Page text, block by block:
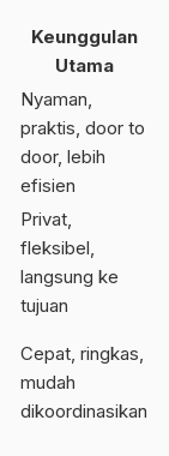
Keunggulan
Utama
Nyaman,
praktis, door to
door, lebih
efisien
Privat,
fleksibel,
langsung ke
tujuan
Cepat, ringkas,
mudah
dikoordinasikan